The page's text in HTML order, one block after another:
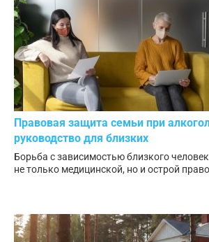
Правовая защита семьи при
руководство для близких
Борьба с зависимостью близкого
не только медицинской, но и острой